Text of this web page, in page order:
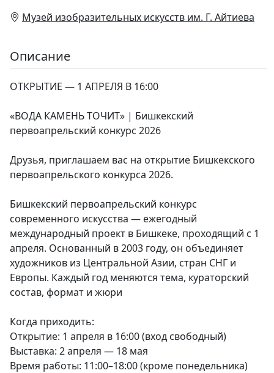
Музей изобразительных искусств им. Г. Айтиева
Описание
ОТКРЫТИЕ — 1 АПРЕЛЯ В 16:00
«ВОДА КАМЕНЬ ТОЧИТ» | Бишкекский
первоапрельский конкурс 2026
Друзья, приглашаем вас на открытие Бишкекского
первоапрельского конкурса 2026.
Бишкекский первоапрельский конкурс
современного искусства — ежегодный
международный проект в Бишкеке, проходящий с 1
апреля. Основанный в 2003 году, он объединяет
художников из Центральной Азии, стран СНГ и
Европы. Каждый год меняются тема, кураторский
состав, формат и жюри
Когда приходить:
Открытие: 1 апреля в 16:00 (вход свободный)
Выставка: 2 апреля — 18 мая
Время работы: 11:00–18:00 (кроме понедельника)